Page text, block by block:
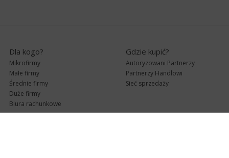
Dla kogo?
Mikrofirmy
Małe firmy
Średnie firmy
Duże firmy
Biura rachunkowe
Gdzie kupić?
Autoryzowani Partnerzy
Partnerzy Handlowi
Sieć sprzedaży